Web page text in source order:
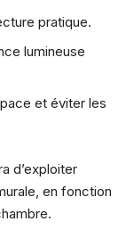
pratique.
lumineuse
et éviter les
d’exploiter
en fonction